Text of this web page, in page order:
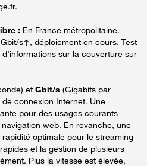
: En France métropolitaine.
s↑, déploiement en cours. Test
sur la couverture sur
et Gbit/s (Gigabits par
connexion Internet. Une
pour des usages courants
web. En revanche, une
optimale pour le streaming
et la gestion de plusieurs
Plus la vitesse est élevée,